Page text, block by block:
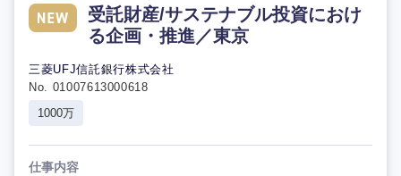
受託財産/サステナブル投資におけ
る企画・推進／東京
三菱UFJ信託銀行株式会社
No. 01007613000618
1000万
仕事内容